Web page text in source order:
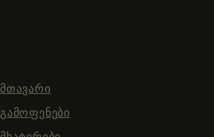
მთავარი
გამოფენები